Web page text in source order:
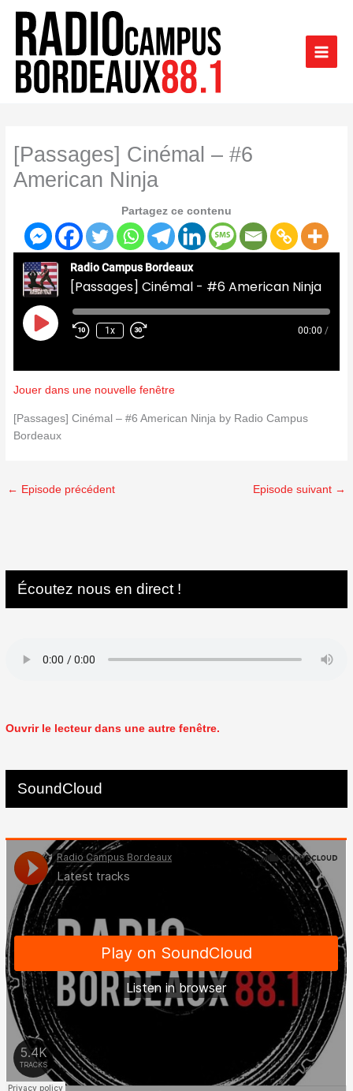
contenu
[Passages] Cinémal – #6
American Ninja
Partagez ce contenu
Radio Campus Bordeaux
[Passages] Cinémal - #6 American Ninja
Play
Episode
1x 00:00 /
Jouer dans une nouvelle fenêtre
[Passages] Cinémal – #6 American Ninja by Radio Campus
Bordeaux
← Episode précédent Episode suivant →
Écoutez nous en direct !
Ouvrir le lecteur dans une autre fenêtre.
SoundCloud